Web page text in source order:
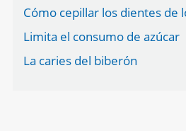
Cómo cepillar los dientes de
Limita el consumo de azúcar
La caries del biberón